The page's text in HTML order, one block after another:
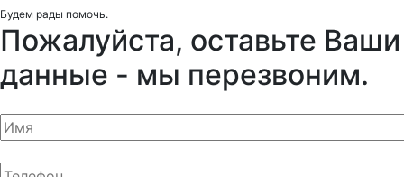
Будем рады помочь.
Пожалуйста, оставьте Ваши
данные - мы перезвоним.